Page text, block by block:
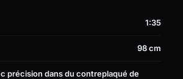
1:35
98 cm
précision dans du contreplaqué de